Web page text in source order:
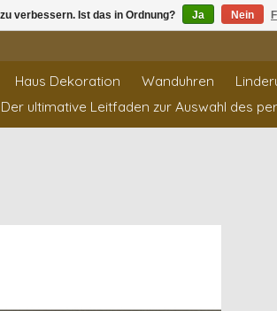
Haus Dekoration Wanduhren
Der ultimative Leitfaden zur Auswahl des
verbessern. Ist das in Ordnung? Ja Nein